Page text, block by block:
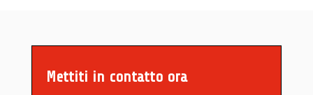
Mettiti in contatto ora